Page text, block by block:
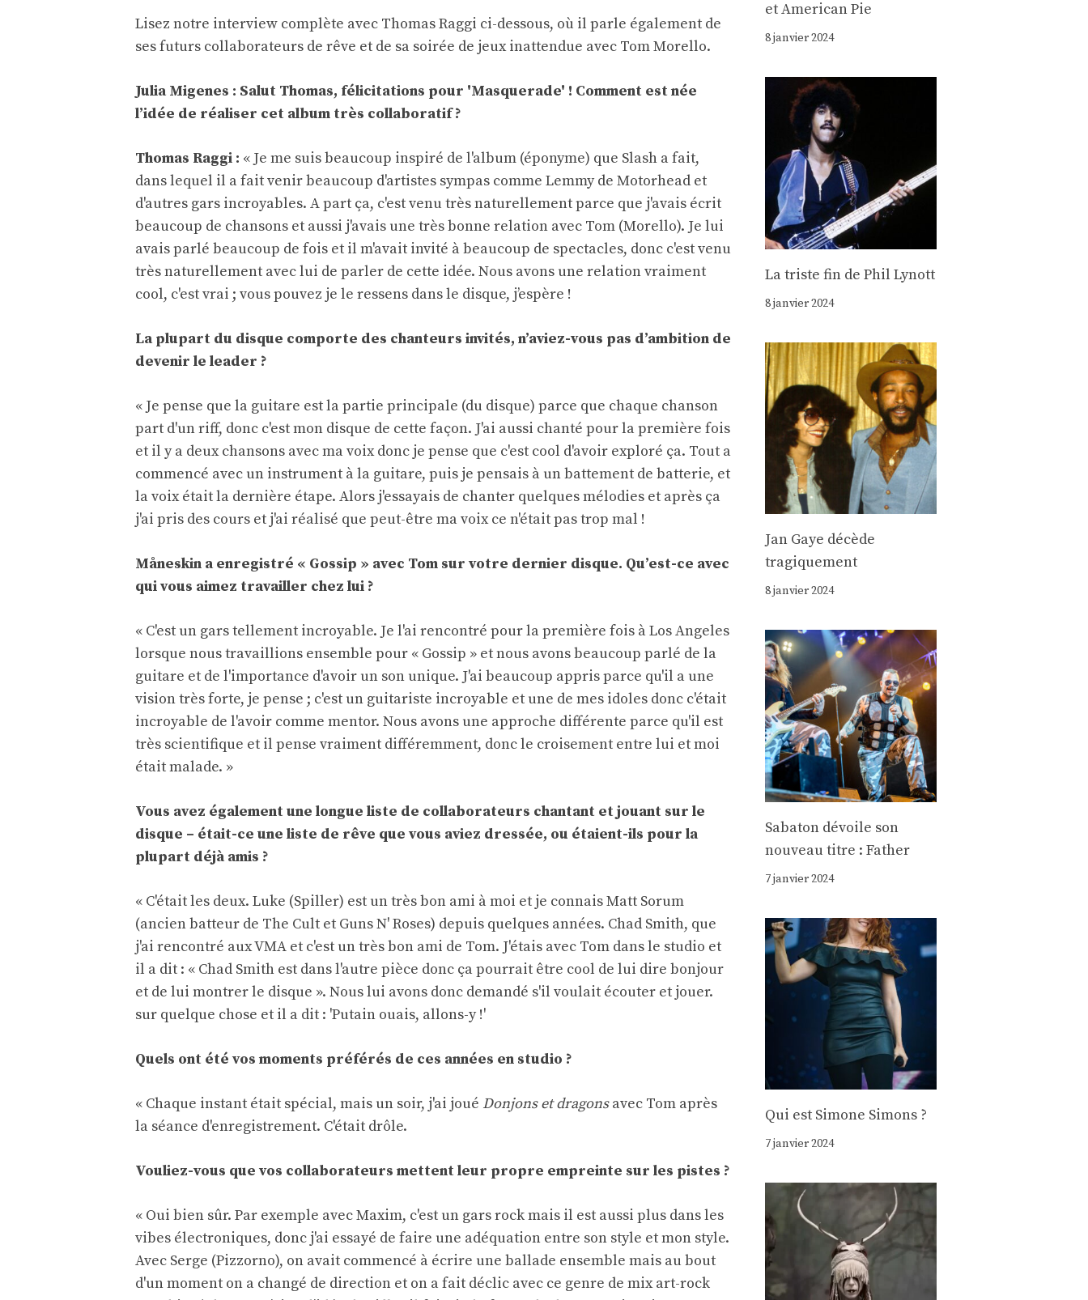
Lisez notre interview complète avec Thomas Raggi ci-dessous, où il parle également de
ses futurs collaborateurs de rêve et de sa soirée de jeux inattendue avec Tom Morello.
Julia Migenes : Salut Thomas, félicitations pour 'Masquerade' ! Comment est née
l’idée de réaliser cet album très collaboratif ?
Thomas Raggi : « Je me suis beaucoup inspiré de l'album (éponyme) que Slash a fait,
dans lequel il a fait venir beaucoup d'artistes sympas comme Lemmy de Motorhead et
d'autres gars incroyables. A part ça, c'est venu très naturellement parce que j'avais écrit
beaucoup de chansons et aussi j'avais une très bonne relation avec Tom (Morello). Je lui
avais parlé beaucoup de fois et il m'avait invité à beaucoup de spectacles, donc c'est venu
très naturellement avec lui de parler de cette idée. Nous avons une relation vraiment
cool, c'est vrai ; vous pouvez je le ressens dans le disque, j’espère !
La plupart du disque comporte des chanteurs invités, n’aviez-vous pas d’ambition de
devenir le leader ?
« Je pense que la guitare est la partie principale (du disque) parce que chaque chanson
part d'un riff, donc c'est mon disque de cette façon. J'ai aussi chanté pour la première fois
et il y a deux chansons avec ma voix donc je pense que c'est cool d'avoir exploré ça. Tout a
commencé avec un instrument à la guitare, puis je pensais à un battement de batterie, et
la voix était la dernière étape. Alors j'essayais de chanter quelques mélodies et après ça
j'ai pris des cours et j'ai réalisé que peut-être ma voix ce n'était pas trop mal !
Måneskin a enregistré « Gossip » avec Tom sur votre dernier disque. Qu’est-ce avec
qui vous aimez travailler chez lui ?
« C'est un gars tellement incroyable. Je l'ai rencontré pour la première fois à Los Angeles
lorsque nous travaillions ensemble pour « Gossip » et nous avons beaucoup parlé de la
guitare et de l'importance d'avoir un son unique. J'ai beaucoup appris parce qu'il a une
vision très forte, je pense ; c'est un guitariste incroyable et une de mes idoles donc c'était
incroyable de l'avoir comme mentor. Nous avons une approche différente parce qu'il est
très scientifique et il pense vraiment différemment, donc le croisement entre lui et moi
était malade. »
Vous avez également une longue liste de collaborateurs chantant et jouant sur le
disque – était-ce une liste de rêve que vous aviez dressée, ou étaient-ils pour la
plupart déjà amis ?
« C'était les deux. Luke (Spiller) est un très bon ami à moi et je connais Matt Sorum
(ancien batteur de The Cult et Guns N' Roses) depuis quelques années. Chad Smith, que
j'ai rencontré aux VMA et c'est un très bon ami de Tom. J'étais avec Tom dans le studio et
il a dit : « Chad Smith est dans l'autre pièce donc ça pourrait être cool de lui dire bonjour
et de lui montrer le disque ». Nous lui avons donc demandé s'il voulait écouter et jouer.
sur quelque chose et il a dit : 'Putain ouais, allons-y !'
Quels ont été vos moments préférés de ces années en studio ?
« Chaque instant était spécial, mais un soir, j'ai joué Donjons et dragonsavec Tom après
la séance d'enregistrement. C'était drôle.
Vouliez-vous que vos collaborateurs mettent leur propre empreinte sur les pistes ?
« Oui bien sûr. Par exemple avec Maxim, c'est un gars rock mais il est aussi plus dans les
vibes électroniques, donc j'ai essayé de faire une adéquation entre son style et mon style.
Avec Serge (Pizzorno), on avait commencé à écrire une ballade ensemble mais au bout
d'un moment on a changé de direction et on a fait déclic avec ce genre de mix art-rock
et American Pie
8 janvier 2024
La triste fin de Phil Lynott
8 janvier 2024
Jan Gaye décède
tragiquement
8 janvier 2024
Sabaton dévoile son
nouveau titre : Father
7 janvier 2024
Qui est Simone Simons ?
7 janvier 2024